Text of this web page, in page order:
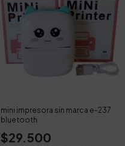
mini impresora sin marca e-237
bluetooth
$29.500